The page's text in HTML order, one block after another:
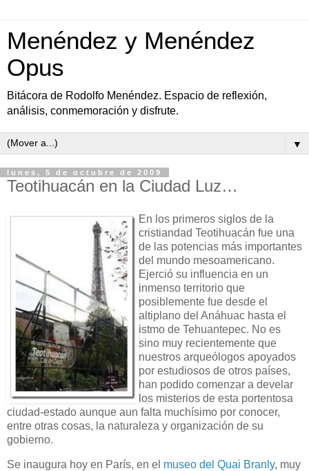
Menéndez y Menéndez
Opus
Bitácora de Rodolfo Menéndez. Espacio de reflexión,
análisis, conmemoración y disfrute.
▼
lunes, 5 de octubre de 2009
Teotihuacán en la Ciudad Luz…
En los primeros siglos de la
cristiandad Teotihuacán fue una
de las potencias más importantes
del mundo mesoamericano.
Ejerció su influencia en un
inmenso territorio que
posiblemente fue desde el
altiplano del Anáhuac hasta el
istmo de Tehuantepec. No es
sino muy recientemente que
nuestros arqueólogos apoyados
por estudiosos de otros países,
han podido comenzar a develar
los misterios de esta portentosa
ciudad-estado aunque aun falta muchísimo por conocer,
entre otras cosas, la naturaleza y organización de su
gobierno.
Se inaugura hoy en París, en el museo del Quai Branly, muy